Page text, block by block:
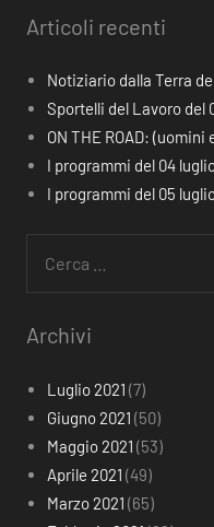
Articoli recenti
Notiziario dalla Terra
Sportelli del Lavoro del
ON THE ROAD:
I programmi del 04
I programmi del 05
per:
Archivi
Luglio 2021 (7)
Giugno 2021 (50)
Maggio 2021 (53)
Aprile 2021 (49)
Marzo 2021 (65)